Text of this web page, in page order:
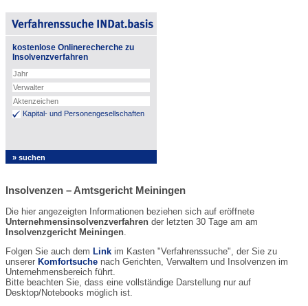
kostenlose Onlinerecherche zu
Insolvenzverfahren
Kapital- und Personengesellschaften
Insolvenzen – Amtsgericht Meiningen
Die hier angezeigten Informationen beziehen sich auf eröffnete
Unternehmensinsolvenzverfahren der letzten 30 Tage am am
Insolvenzgericht Meiningen.
Folgen Sie auch dem Link im Kasten "Verfahrenssuche", der Sie zu
unserer Komfortsuche nach Gerichten, Verwaltern und Insolvenzen im
Unternehmensbereich führt.
Bitte beachten Sie, dass eine vollständige Darstellung nur auf
Desktop/Notebooks möglich ist.